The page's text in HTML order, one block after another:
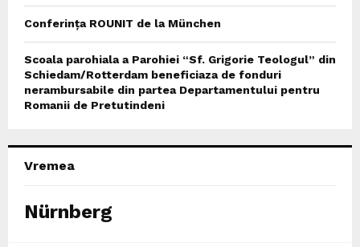
Conferința ROUNIT de la München
Scoala parohiala a Parohiei “Sf. Grigorie Teologul” din
Schiedam/Rotterdam beneficiaza de fonduri
nerambursabile din partea Departamentului pentru
Romanii de Pretutindeni
Vremea
Nürnberg